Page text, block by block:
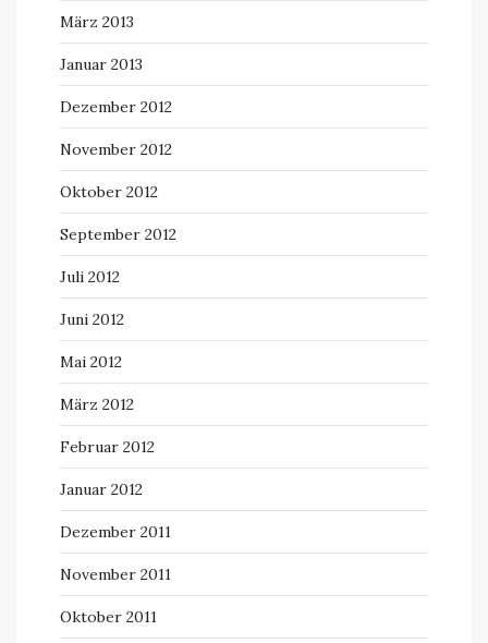
März 2013
Januar 2013
Dezember 2012
November 2012
Oktober 2012
September 2012
Juli 2012
Juni 2012
Mai 2012
März 2012
Februar 2012
Januar 2012
Dezember 2011
November 2011
Oktober 2011